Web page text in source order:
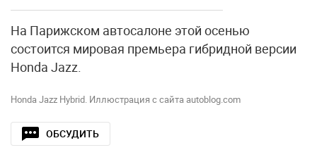
На Парижском автосалоне этой осенью
состоится мировая премьера гибридной версии
Honda Jazz.
Honda Jazz Hybrid. Иллюстрация с сайта autoblog.com
ОБСУДИТЬ